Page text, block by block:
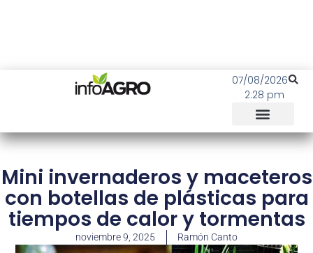
07/08/2026
2:28 pm
Mini invernaderos y maceteros
con botellas de plásticas para
tiempos de calor y tormentas
noviembre 9, 2025 Ramón Canto